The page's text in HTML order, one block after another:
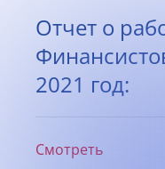
Отчет о
2021 год:
Смотреть